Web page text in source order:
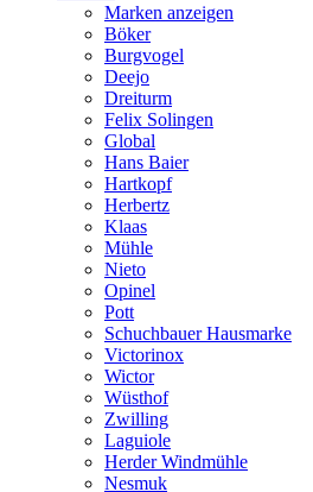
Marken anzeigen
Böker
Burgvogel
Deejo
Dreiturm
Felix Solingen
Global
Hans Baier
Hartkopf
Herbertz
Klaas
Mühle
Nieto
Opinel
Pott
Schuchbauer Hausmarke
Victorinox
Wictor
Wüsthof
Zwilling
Laguiole
Herder Windmühle
Nesmuk